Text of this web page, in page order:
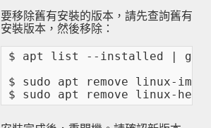
要移除舊有安裝的版本，請先查詢舊有
安裝版本，然後移除：
$ apt list --installed | grep
$ sudo apt remove linux-